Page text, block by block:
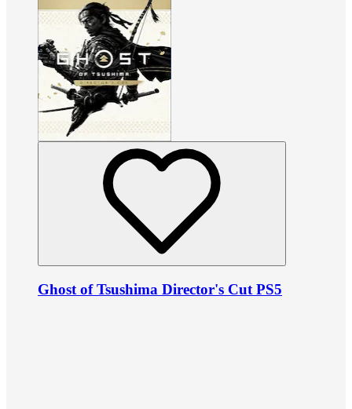
Ghost of Tsushima Director's Cut PS5